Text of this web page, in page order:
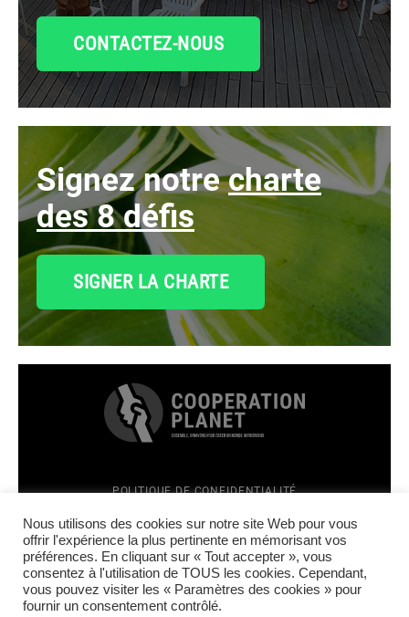
CONTACTEZ-NOUS
signez notrecharte
des 8 défis
SIGNER LA CHARTE
POLITIQUE DE CONFIDENTIALITÉ
CRÉATION SITE INTERNET : TÊTES À CLICS
FACEBOOK
LINKEDIN
INSTAGRAM
Top
Nous utilisons des cookies sur notre site Web pour vous
offrir l'expérience la plus pertinente en mémorisant vos
préférences. En cliquant sur « Tout accepter », vous
consentez à l'utilisation de TOUS les cookies. Cependant,
vous pouvez visiter les « Paramètres des cookies » pour
fournir un consentement contrôlé.